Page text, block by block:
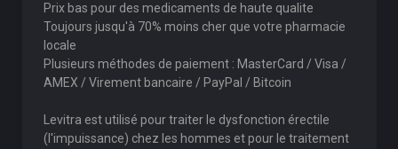
Prix bas pour des medicaments de haute qualite
Toujours jusqu'à 70% moins cher que votre pharmacie
locale
Plusieurs méthodes de paiement : MasterCard / Visa /
AMEX / Virement bancaire / PayPal / Bitcoin
Levitra est utilisé pour traiter le dysfonction érectile
(l'impuissance) chez les hommes et pour le traitement